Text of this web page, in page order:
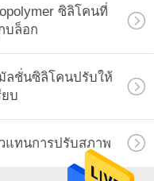
ซิลิโคนที่
บล็อก
ลชั่นซิลิโคนปรับให้
ยบ
แทนการปรับสภาพ